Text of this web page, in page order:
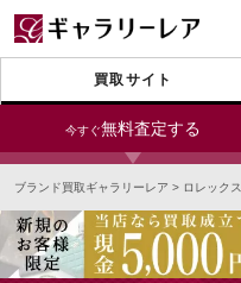
買取サイト
今すぐ無料査定する
24時間
銀座本店 青
ブランド買取ギャラリーレア > ロレック